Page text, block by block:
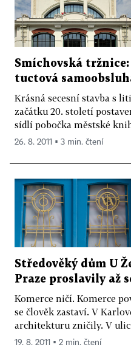
Smíchovská tržnice:
tuctová
Krásná secesní stavba s
začátku 20. století
sídlí pobočka městské
26. 8. 2011 ▪ 3 min. čtení
Středověký dům U
Praze proslavily až
Komerce ničí. Komerce
se člověk zastaví. V
architekturu zničily. V
19. 8. 2011 ▪ 2 min. čtení